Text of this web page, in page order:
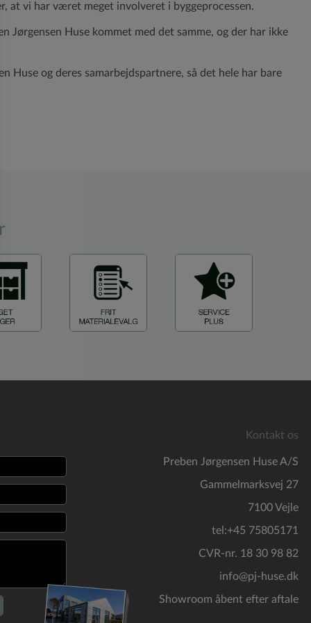
at vi har været meget involveret i byggeprocessen.
Jørgensen Huse kommet med det samme, og der har ikke
Huse og deres samarbejdspartnere, så det hele har bare
Kontakt os
Preben Jørgensen Huse A/S
Gammelmarksvej 27
7100 Vejle
tel:+45 75805171
CVR-nr. 18 30 98 82
info@pj-huse.dk
Showroom åbent efter aftale